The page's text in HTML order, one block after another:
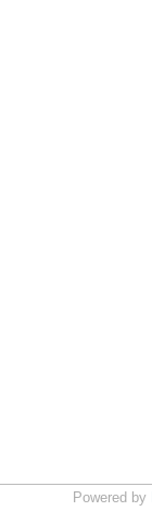
Powered by